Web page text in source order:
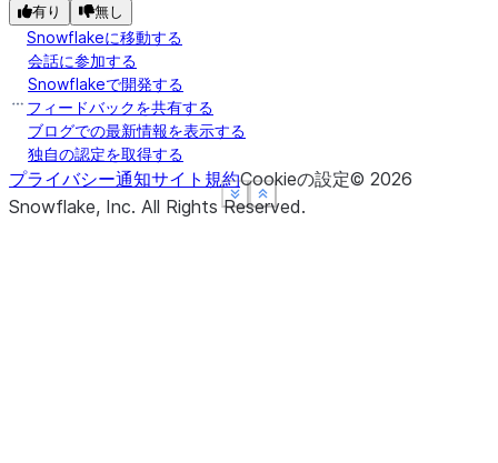
Show less
See more
Show less
See more
Show less
See more
有り 無し
Snowflakeに移動する
会話に参加する
Snowflakeで開発する
フィードバックを共有する
ブログでの最新情報を表示する
独自の認定を取得する
プライバシー通知サイト規約Cookieの設定© 2026
Snowflake, Inc. All Rights Reserved.